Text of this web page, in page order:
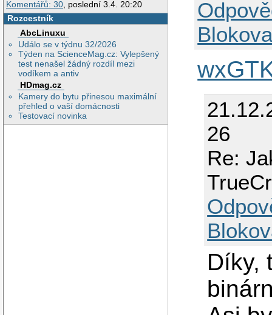
Komentářů: 30 , poslední 3.4. 20:20
Rozcestník
AbcLinuxu
Událo se v týdnu 32/2026
Týden na ScienceMag.cz: Vylepšený
test nenašel žádný rozdíl mezi
vodíkem a antiv
HDmag.cz
Kamery do bytu přinesou maximální
přehled o vaší domácnosti
Testovací novinka
26
Re:
Díky,